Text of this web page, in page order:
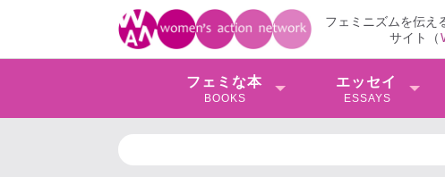
フェミニズムを伝え
サイト（
フェミな本
BOOKS
エッセイ
ESSAYS